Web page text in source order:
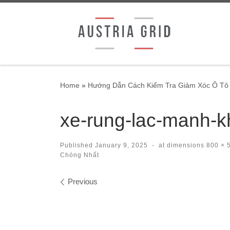
Home » Hướng Dẫn Cách Kiểm Tra Giảm Xóc Ô
xe-rung-lac-manh-
Published January 9, 2025 - at dimensions 800 ×
Chóng Nhất
Images navigation
Previous